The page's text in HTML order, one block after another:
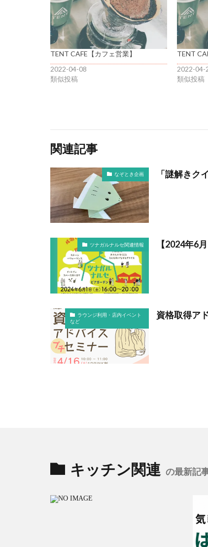
TENT CAFE【カフェ営業】
2022-04-08
類似投稿
TENT
2022-04-
類似投稿
関連記事
なぞとき企画 「謎解きク
ツナガルナルセ関連情報 【2024年6
ラウンジ利用・店内イベント
など
資格取得ア
キッチン関連 の最新記